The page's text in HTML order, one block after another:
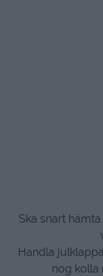
Ska snart
Handla
nog kolla